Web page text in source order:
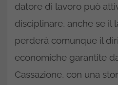
datore di lavoro può
disciplinare, anche se il
perderà comunque il
economiche garantite
Cassazione, con una